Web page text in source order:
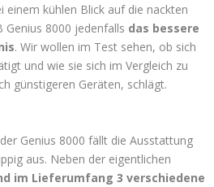
einem kühlen Blick auf die nackten
Genius 8000 jedenfalls das bessere
. Wir wollen im Test sehen, ob sich
und wie sie sich im Vergleich zu
günstigeren Geräten, schlägt.
Genius 8000 fällt die Ausstattung
aus. Neben der eigentlichen
im Lieferumfang 3 verschiedene